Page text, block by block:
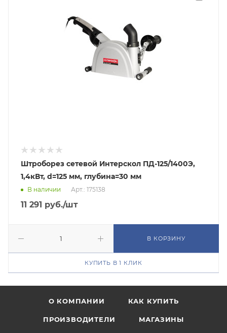
Штроборез сетевой Интерскол ПД-125/1400Э,
1,4кВт, d=125 мм, глубина=30 мм
В наличии Арт.: 175138
11 291 руб./шт
В КОРЗИНУ
КУПИТЬ В 1 КЛИК
О КОМПАНИИ КАК КУПИТЬ
ПРОИЗВОДИТЕЛИ МАГАЗИНЫ